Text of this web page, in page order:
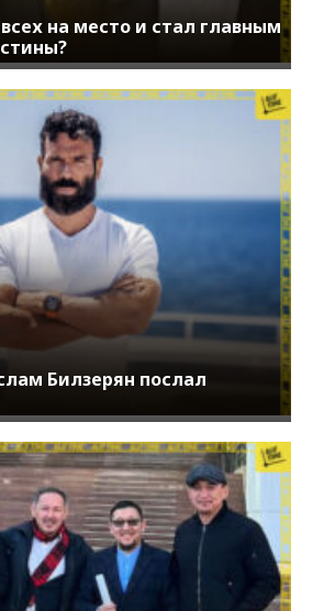
на место и стал главным
Билзерян послал